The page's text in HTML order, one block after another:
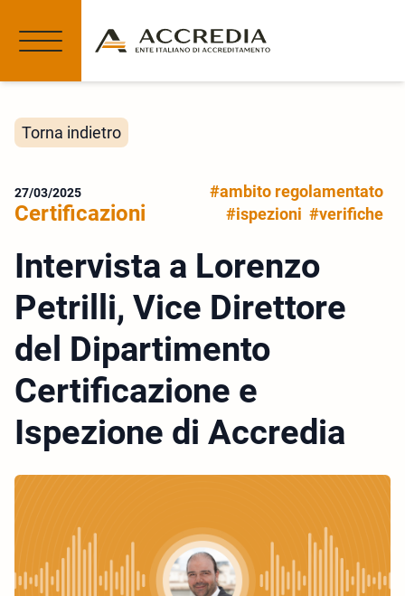
Torna indietro
27/03/2025
Certificazioni
#ambito regolamentato
#ispezioni #verifiche
Intervista a Lorenzo
Petrilli, Vice Direttore
del Dipartimento
Certificazione e
Ispezione di Accredia